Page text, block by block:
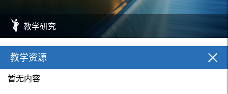
教学研究
教学资源
暂无内容